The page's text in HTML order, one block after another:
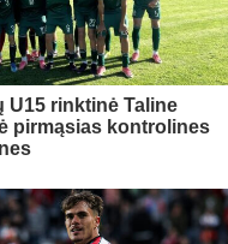
U15 rinktinė Taline
pirmąsias kontrolines